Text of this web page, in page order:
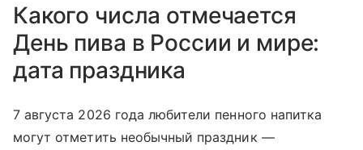
Какого числа отмечается
День пива в России и мире:
дата праздника
7 августа 2026 года любители пенного напитка
могут отметить необычный праздник —